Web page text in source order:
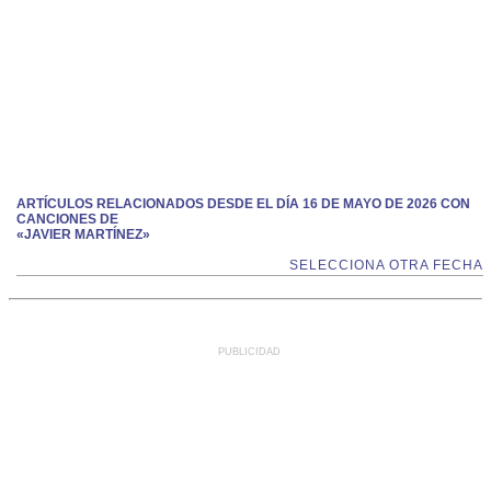
ARTÍCULOS RELACIONADOS DESDE EL DÍA 16 DE MAYO DE 2026 CON
CANCIONES DE
«JAVIER MARTÍNEZ»
SELECCIONA OTRA FECHA
PUBLICIDAD